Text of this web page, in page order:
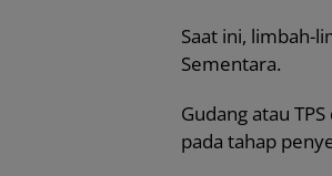
Saat ini, limbah-
Sementara.
Gudang atau
pada tahap